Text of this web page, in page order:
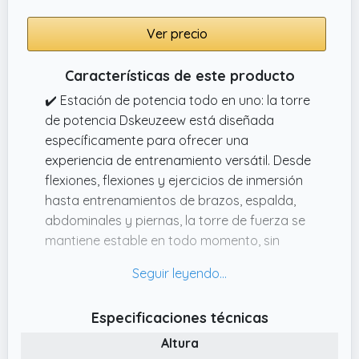
Ver precio
Características de este producto
✔️ Estación de potencia todo en uno: la torre
de potencia Dskeuzeew está diseñada
específicamente para ofrecer una
experiencia de entrenamiento versátil. Desde
flexiones, flexiones y ejercicios de inmersión
hasta entrenamientos de brazos, espalda,
abdominales y piernas, la torre de fuerza se
mantiene estable en todo momento, sin
entrenamiento seguro y eficiente.
inmersión está diseñada específicamente
para adaptarse a los hábitos de
Especificaciones técnicas
Altura